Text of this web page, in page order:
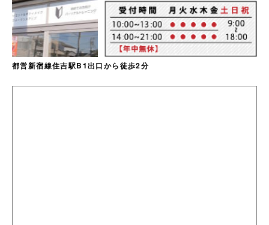
都営新宿線住吉駅B1出口から徒歩2分